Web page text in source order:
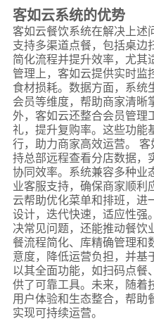
客如云系统的优势
客如云餐饮系统在解决上述
支持多渠道点餐，包括桌边
简化流程并提升效率，尤其
管理上，客如云提供实时监
食材损耗。数据方面，系统
会员等维度，帮助商家清晰
外，客如云还整合会员管理
礼，提升复购率。这些功能
行，助力商家高效运营。
持总部远程查看分店数据，
协同效率。系统兼容多种业
业客服支持，确保商家顺利
云帮助优化菜单和排班，进
设计，迭代快速，适应性强
决常见问题，还能推动餐饮
餐流程简化、库精确管理和
意度，降低运营负担，并基
以其全面功能，如扫码点餐
供了可靠工具。未来，随着
用户体验和生态整合，帮助
实现可持续运营。